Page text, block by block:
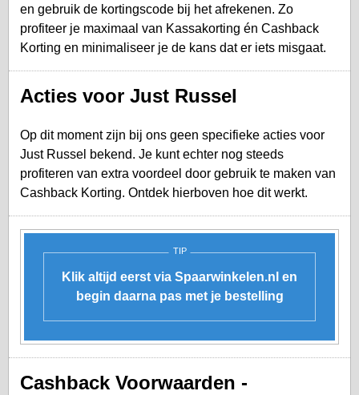
en gebruik de kortingscode bij het afrekenen. Zo
profiteer je maximaal van Kassakorting én Cashback
Korting en minimaliseer je de kans dat er iets misgaat.
Acties voor Just Russel
Op dit moment zijn bij ons geen specifieke acties voor
Just Russel bekend. Je kunt echter nog steeds
profiteren van extra voordeel door gebruik te maken van
Cashback Korting. Ontdek hierboven hoe dit werkt.
TIP
Klik altijd eerst via Spaarwinkelen.nl en
begin daarna pas met je bestelling
Cashback Voorwaarden -